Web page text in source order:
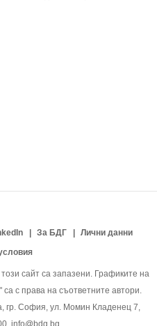
За БДГ
Лични данни
сайт са запазени. Графиките на
с права на съответните автори.
гр. София, ул. Момин Кладенец 7,
info@bdg.bg